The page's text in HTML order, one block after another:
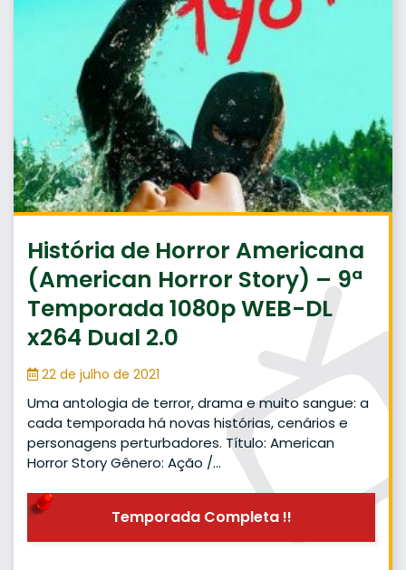
História de Horror Americana
(American Horror Story) – 9ª
Temporada 1080p WEB-DL
x264 Dual 2.0
22 de julho de 2021
Uma antologia de terror, drama e muito sangue: a
cada temporada há novas histórias, cenários e
personagens perturbadores. Título: American
Horror Story Gênero: Ação /…
Temporada Completa !!